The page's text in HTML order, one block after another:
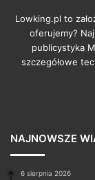
Lowking.pl to
oferujemy?
publicystyka
szczegółowe
NAJNOWSZE
6 sierpnia 2026